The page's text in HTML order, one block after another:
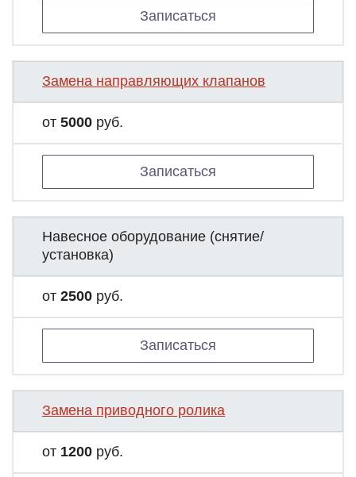
Записаться
Замена направляющих клапанов
от 5000 руб.
Записаться
Навесное оборудование (снятие/
установка)
от 2500 руб.
Записаться
Замена приводного ролика
от 1200 руб.